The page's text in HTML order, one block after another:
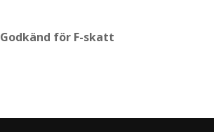
Godkänd för F-skatt